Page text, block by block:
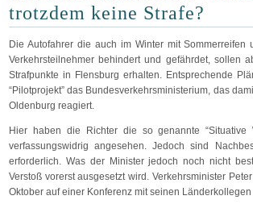
trotzdem keine Strafe?
Die Autofahrer die auch im Winter mit
Verkehrsteilnehmer behindert und gefährdet, sollen
Strafpunkte in Flensburg erhalten. Entsprechende
“Pilotprojekt” das Bundesverkehrsministerium, das
Oldenburg reagiert.
Hier haben die Richter die so genannte “Situative
verfassungswidrig angesehen. Jedoch sind
erforderlich. Was der Minister jedoch noch nicht
Verstoß vorerst ausgesetzt wird. Verkehrsminister
Oktober auf einer Konferenz mit seinen